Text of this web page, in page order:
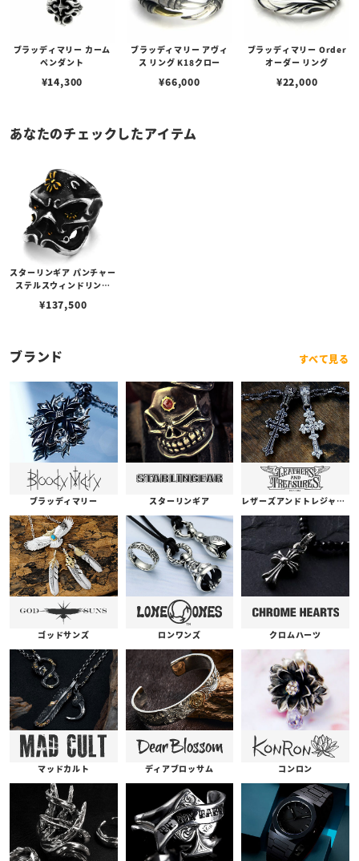
ブラッディマリー カーム
ペンダント
¥14,300
ブラッディマリー アヴィ
ス リング K18クロー
¥66,000
ブラッディマリー Order
オーダー リング
¥22,000
あなたのチェックしたアイテム
スターリンギア パンチャー
ステルスウィンドリング
ブロッサム
¥137,500
ブランド すべて見る
ブラッディマリー スターリンギア レザーズアンドトレジャーズ
ゴッドサンズ ロンワンズ クロムハーツ
マッドカルト ディアブロッサム コンロン